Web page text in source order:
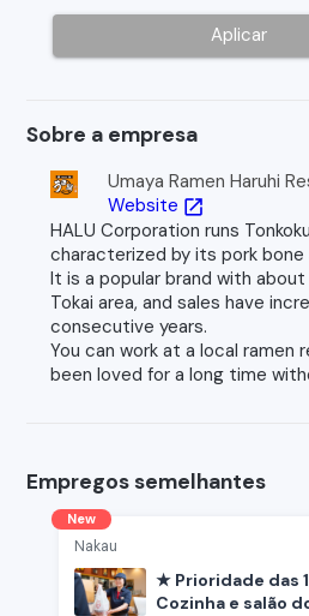
Aplicar
Sobre a empresa
Umaya Ramen Haruhi
Website open_in_new
HALU Corporation runs
characterized by its pork bone
It is a popular brand with
Tokai area, and sales have
consecutive years.
You can work at a local ramen
been loved for a long time
Empregos semelhantes
New
Nakau
★ Prioridade das
Cozinha e salão